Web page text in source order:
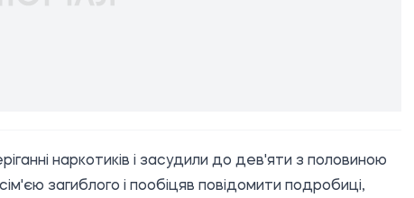
наркотиків і засудили до дев'яти з половиною
загиблого і пообіцяв повідомити подробиці,